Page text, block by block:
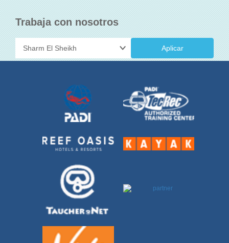
Trabaja con nosotros
Aplicar